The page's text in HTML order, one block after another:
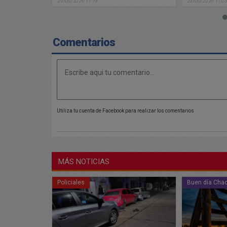
Comentarios
Utiliza tu cuenta de Facebook para realizar los comentarios
MÁS NOTICIAS
Buen día Chacabuco Buen día